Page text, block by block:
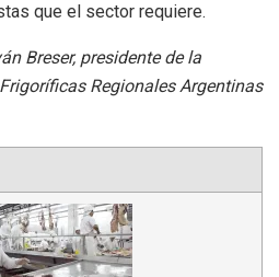
que el sector requiere.
Breser, presidente de la
Regionales Argentinas